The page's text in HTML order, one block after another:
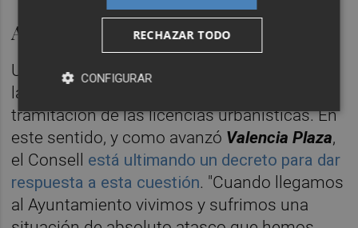
Agilizar las licencias urbanísticas
Uno de los problemas del Ayuntamiento de
la capital es la necesidad de agilizar la
tramitación de las licencias urbanísticas. En
este sentido, y como avanzó Valencia Plaza,
el Consell está ultimando un decreto para dar
respuesta a esta cuestión. "Cuando llegamos
al Ayuntamiento vivimos y sufrimos una
RECHAZAR TODO
CONFIGURAR